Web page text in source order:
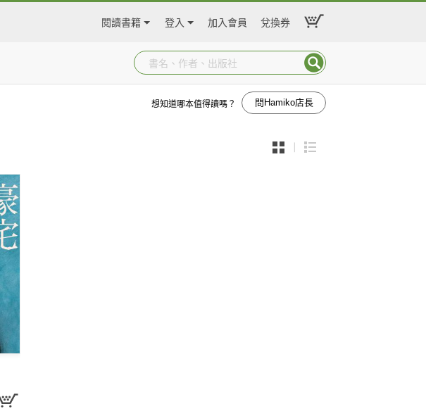
閱讀書籍 登入 加入會員 兌換券
想知道哪本值得讀嗎？ 問Hamiko店長